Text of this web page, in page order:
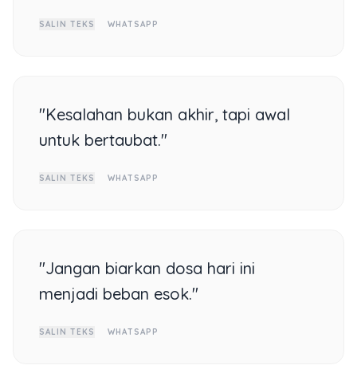
SALIN TEKS WHATSAPP
"Kesalahan bukan akhir, tapi awal
untuk bertaubat."
SALIN TEKS WHATSAPP
"Jangan biarkan dosa hari ini
menjadi beban esok."
SALIN TEKS WHATSAPP